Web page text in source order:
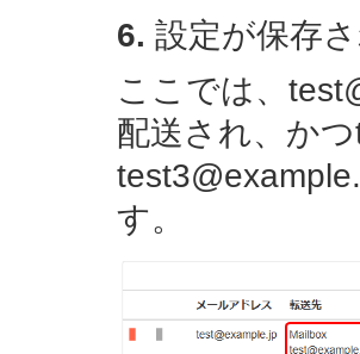
6. 設定が保存
ここでは、
配送され、か
す。